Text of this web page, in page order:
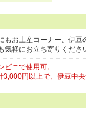
お土産コーナー、伊
気軽にお立ち寄りくださ
ニで使用可。
円以上で、伊豆中